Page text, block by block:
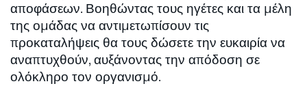
αποφάσεων. Βοηθώντας τους ηγέτες και τα μέλη
της ομάδας να αντιμετωπίσουν τις
προκαταλήψεις θα τους δώσετε την ευκαιρία να
αναπτυχθούν, αυξάνοντας την απόδοση σε
ολόκληρο τον οργανισμό.